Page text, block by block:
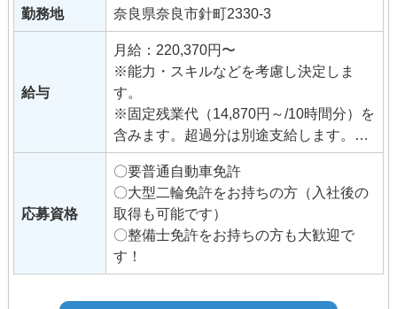
「営業・整備の仕事をしてみたい！」と
いう意欲のある方をお待ちしておりま
す。
勤務地 奈良県奈良市針町2330-3
給与
月給：220,370円〜
※能力・スキルなどを考慮し決定しま
す。
※固定残業代（14,870円～/10時間分）を
含みます。超過分は別途支給します。
固定残業の金額と時間は昇格等に伴い
変更になることがあります。
◆交通費支給（月35,000円まで）
◆昇給（年2回）
◆管理者手当
例）整備士3級5,000円、2級10,000
応募資格
〇要普通自動車免許
〇大型二輪免許をお持ちの方（入社後の
取得も可能です）
〇整備士免許をお持ちの方も大歓迎で
す！